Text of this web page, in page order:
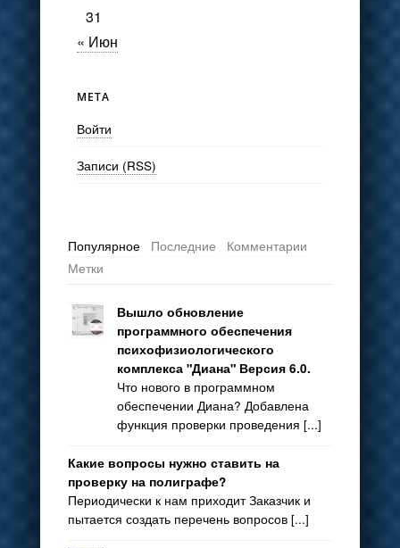
31
« Июн
МЕТА
Войти
Записи (RSS)
Популярное Последние
Комментарии
Метки
Вышло обновление
программного обеспечения
психофизиологического
комплекса "Диана" Версия 6.0.
Что нового в программном
обеспечении Диана? Добавлена
функция проверки проведения [...]
Какие вопросы нужно ставить на
проверку на полиграфе?
Периодически к нам приходит Заказчик и
пытается создать перечень вопросов [...]